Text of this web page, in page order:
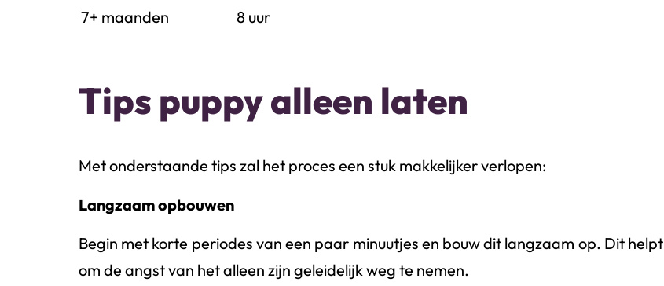
7+ maanden 8 uur
Tips puppy alleen laten
Met onderstaande tips zal het proces een stuk makkelijker verlopen:
Langzaam opbouwen
Begin met korte periodes van een paar minuutjes en bouw dit langzaam op. Dit helpt
om de angst van het alleen zijn geleidelijk weg te nemen.